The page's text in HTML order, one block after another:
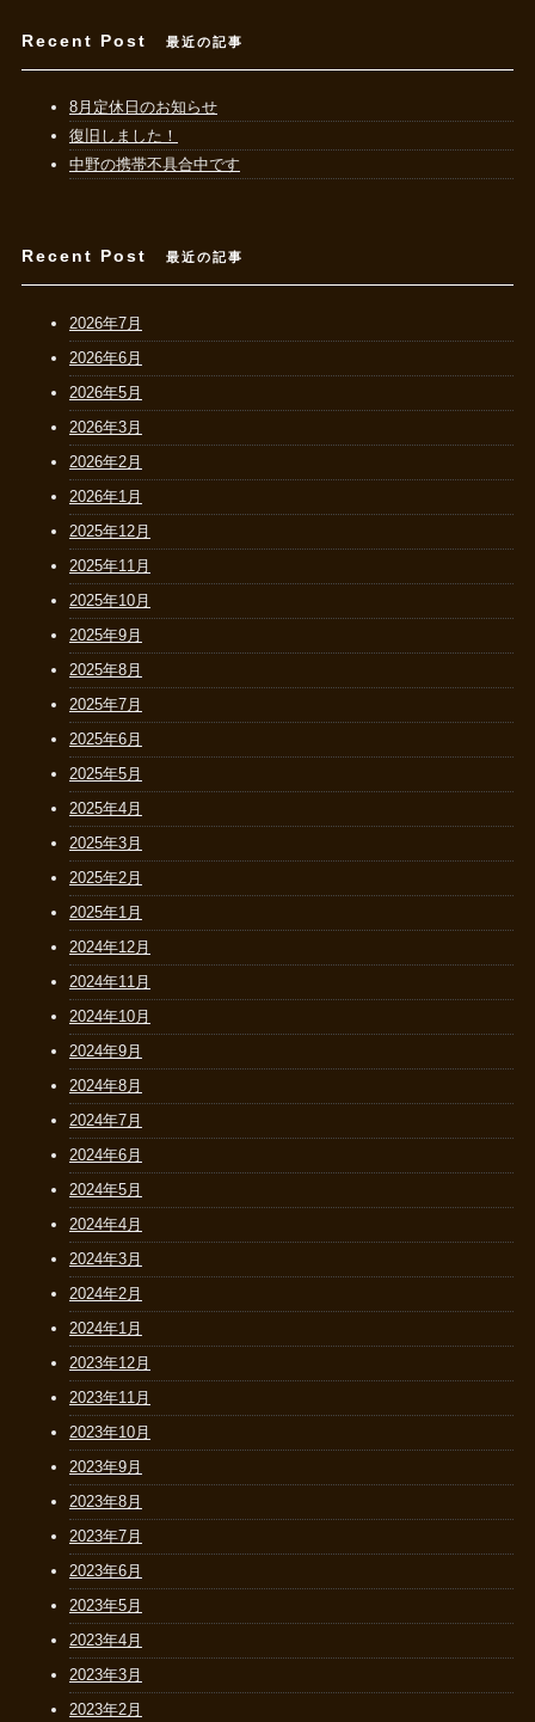
Recent Post 最近の記事
8月定休日のお知らせ
復旧しました！
中野の携帯不具合中です
Recent Post 最近の記事
2026年7月
2026年6月
2026年5月
2026年3月
2026年2月
2026年1月
2025年12月
2025年11月
2025年10月
2025年9月
2025年8月
2025年7月
2025年6月
2025年5月
2025年4月
2025年3月
2025年2月
2025年1月
2024年12月
2024年11月
2024年10月
2024年9月
2024年8月
2024年7月
2024年6月
2024年5月
2024年4月
2024年3月
2024年2月
2024年1月
2023年12月
2023年11月
2023年10月
2023年9月
2023年8月
2023年7月
2023年6月
2023年5月
2023年4月
2023年3月
2023年2月